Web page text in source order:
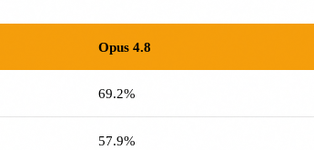
Opus 4.8
69.2%
57.9%